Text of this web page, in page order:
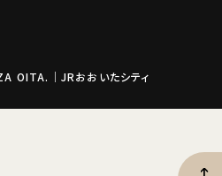
OITA.｜JRおおいたシティ